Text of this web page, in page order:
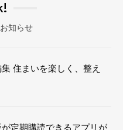
知らせ
住まいを楽しく、整え
定期購読できるアプリが